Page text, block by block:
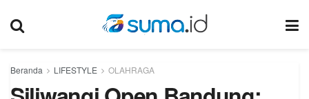
Beranda LIFESTYLE OLAHRAGA